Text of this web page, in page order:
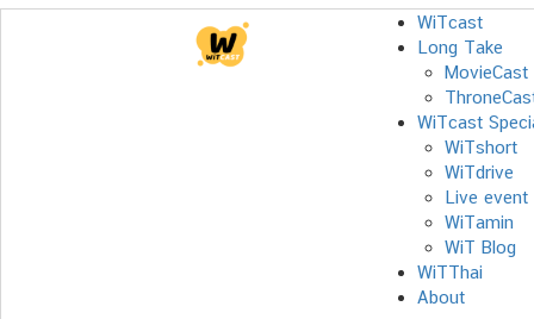
WiTcast
Long Take
MovieCast
WiTcast
WiTshort
WiTdrive
Live event
WiTamin
WiT Blog
WiTThai
About